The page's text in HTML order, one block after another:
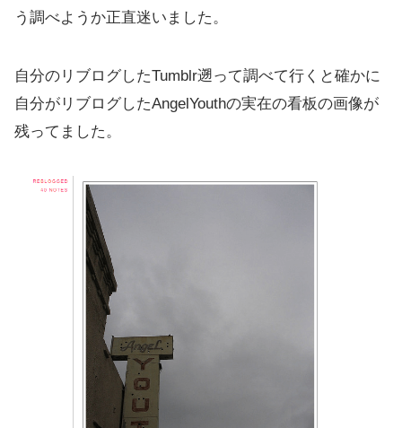
う調べようか正直迷いました。
自分のリブログしたTumblr遡って調べて行くと確かに
自分がリブログしたAngelYouthの実在の看板の画像が
残ってました。